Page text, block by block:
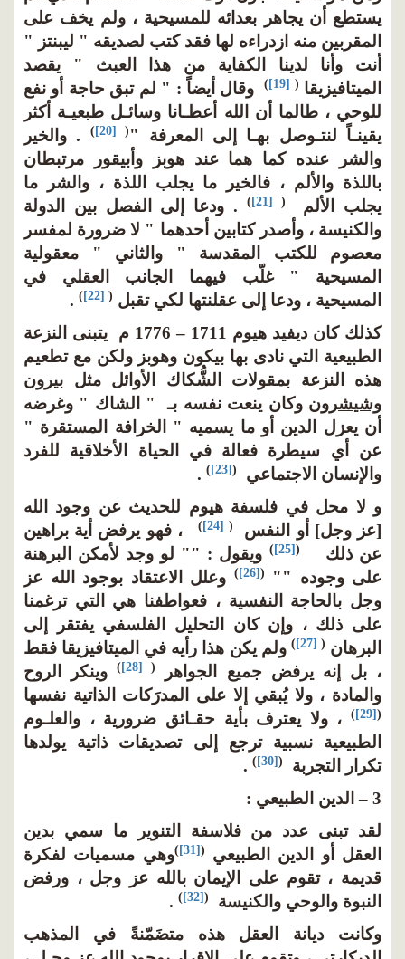
يستطع أن يجاهر بعدائه للمسيحية ، ولم يخف على
المقربين منه ازدراءه لها فقد كتب لصديقه " ليبنتز "
أنت وأنا لدينا الكفاية من هذا العبث " يقصد
الميتافيزيقا (
[19]
)وقال أيضاً : " لم تبق حاجة أو نفع
للوحي ، طالما أن الله أعطـانا وسائـل طبعيـة أكثر
يقينـاً لنتـوصل بهـا إلى المعرفة " (
[20]
)
. والخير
والشر عنده كما هما عند هوبز وأبيقور مرتبطان
باللذة والألم ، فالخير ما يجلب اللذة ، والشر ما
يجلب الألم
(
[21]
)
. ودعا إلى الفصل بين الدولة
والكنيسة ، وأصدر كتابين أحدهما " لا ضرورة لمفسر
معصوم للكتب المقدسة " والثاني " معقولية
المسيحية " غلّب فيهما الجانب العقلي في
المسيحية ، ودعا إلى عقلنتها لكي تقبل (
[22]
)
.
كذلك كان ديفيد هيوم 1711 – 1776 م يتبنى النزعة
الطبيعية التي نادى بها بيكون وهوبز ولكن مع تطعيم
هذه النزعة بمقولات الشُّكاك الأوائل مثل بيرون
وشيشرون وكان ينعت نفسه بـ " الشاك " وغرضه
أن يعزل الدين أو ما يسميه " الخرافة المستقرة "
عن أي سيطرة فعالة في الحياة الأخلاقية للفرد
والإنسان الاجتماعي
(
[23]
)
.
و لا محل في فلسفة هيوم للحديث عن وجود الله
[عز وجل] أو النفس
(
[24]
)
، فهو يرفض أية براهين
عن ذلك
(
[25]
) ويقول : "" لو وجد لأمكن البرهنة
على وجوده ""
(
[26]
) وعلل الاعتقاد بوجود الله عز
وجل بالحاجة النفسية ، فعواطفنا هي التي ترغمنا
على ذلك ، وإن كان التحليل الفلسفي يفتقر إلى
البرهان (
[27]
) ولم يكن هذا رأيه في الميتافيزيقا فقط
، بل إنه يرفض جميع الجواهر
(
[28]
)وينكر الروح
والمادة ، ولا يُبقي إلا على المدرَكات الذاتية نفسها
(
[29]
)
، ولا يعترف بأية حقـائق ضرورية ، والعلـوم
الطبيعية نسبية ترجع إلى تصديقات ذاتية يولدها
تكرار التجربة
(
[30]
)
.
3 – الدين الطبيعي :
لقد تبنى عدد من فلاسفة التنوير ما سمي بدين
العقل أو الدين الطبيعي
(
[31]
)وهي مسميات لفكرة
قديمة ، تقوم على الإيمان بالله عز وجل ، ورفض
النبوة والوحي والكنيسة
(
[32]
)
.
وكانت ديانة العقل هذه متضَمّنةً في المذهب